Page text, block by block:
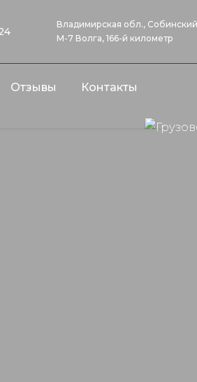
Владимирская обл.,
М-7 Волга, 166-й километр
Отзывы Контакты